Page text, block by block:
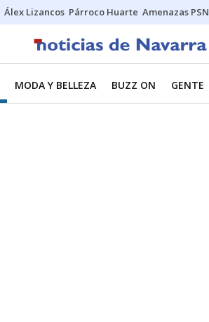
Álex Lizancos Párroco Huarte Amenazas PSN
MODA Y BELLEZA BUZZ ON GENTE